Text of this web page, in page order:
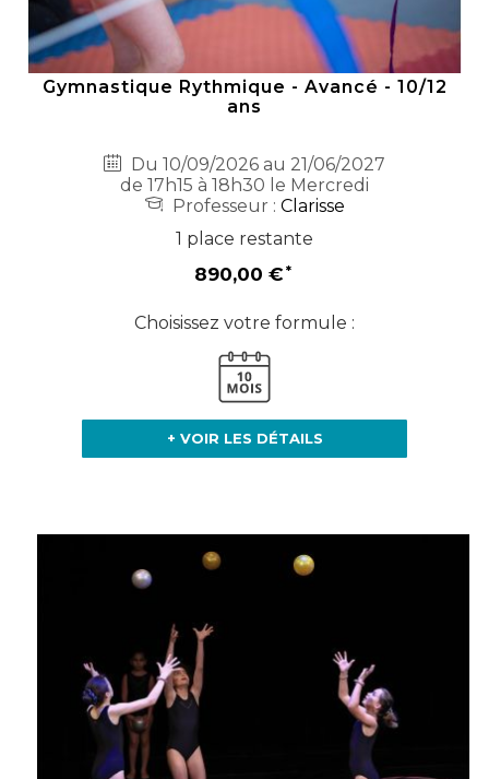
Gymnastique Rythmique - Avancé - 10/12
ans
Du 10/09/2026 au 21/06/2027
de 17h15 à 18h30 le Mercredi
Professeur : Clarisse
1 place restante
890,00 €
Choisissez votre formule :
+ VOIR LES DÉTAILS